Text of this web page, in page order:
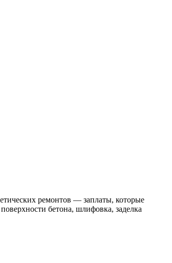
ремонтов — заплаты, которые
бетона, шлифовка, заделка